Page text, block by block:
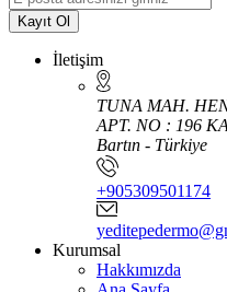
Kayıt Ol
İletişim
TUNA MAH.
APT. NO : 196
Bartın - Türkiye
+905309501174
Kurumsal
Hakkımızda